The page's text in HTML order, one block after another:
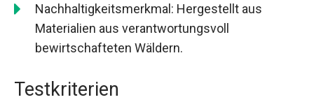
Nachhaltigkeitsmerkmal: Hergestellt aus
Materialien aus verantwortungsvoll
bewirtschafteten Wäldern.
Testkriterien